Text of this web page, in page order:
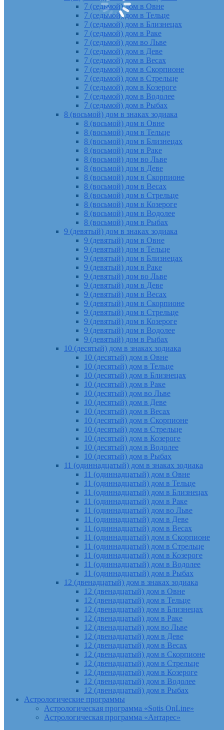
7 (седьмой) дом в Овне
7 (седьмой) дом в Тельце
7 (седьмой) дом в Близнецах
7 (седьмой) дом в Раке
7 (седьмой) дом во Льве
7 (седьмой) дом в Деве
7 (седьмой) дом в Весах
7 (седьмой) дом в Скорпионе
7 (седьмой) дом в Стрельце
7 (седьмой) дом в Козероге
7 (седьмой) дом в Водолее
7 (седьмой) дом в Рыбах
8 (восьмой) дом в знаках зодиака
8 (восьмой) дом в Овне
8 (восьмой) дом в Тельце
8 (восьмой) дом в Близнецах
8 (восьмой) дом в Раке
8 (восьмой) дом во Льве
8 (восьмой) дом в Деве
8 (восьмой) дом в Скорпионе
8 (восьмой) дом в Весах
8 (восьмой) дом в Стрельце
8 (восьмой) дом в Козероге
8 (восьмой) дом в Водолее
8 (восьмой) дом в Рыбах
9 (девятый) дом в знаках зодиака
9 (девятый) дом в Овне
9 (девятый) дом в Тельце
9 (девятый) дом в Близнецах
9 (девятый) дом в Раке
9 (девятый) дом во Льве
9 (девятый) дом в Деве
9 (девятый) дом в Весах
9 (девятый) дом в Скорпионе
9 (девятый) дом в Стрельце
9 (девятый) дом в Козероге
9 (девятый) дом в Водолее
9 (девятый) дом в Рыбах
10 (десятый) дом в знаках зодиака
10 (десятый) дом в Овне
10 (десятый) дом в Тельце
10 (десятый) дом в Близнецах
10 (десятый) дом в Раке
10 (десятый) дом во Льве
10 (десятый) дом в Деве
10 (десятый) дом в Весах
10 (десятый) дом в Скорпионе
10 (десятый) дом в Стрельце
10 (десятый) дом в Козероге
10 (десятый) дом в Водолее
10 (десятый) дом в Рыбах
11 (одиннадцатый) дом в знаках зодиака
11 (одиннадцатый) дом в Овне
11 (одиннадцатый) дом в Тельце
11 (одиннадцатый) дом в Близнецах
11 (одиннадцатый) дом в Раке
11 (одиннадцатый) дом во Льве
11 (одиннадцатый) дом в Деве
11 (одиннадцатый) дом в Весах
11 (одиннадцатый) дом в Скорпионе
11 (одиннадцатый) дом в Стрельце
11 (одиннадцатый) дом в Козероге
11 (одиннадцатый) дом в Водолее
11 (одиннадцатый) дом в Рыбах
12 (двенадцатый) дом в знаках зодиака
12 (двенадцатый) дом в Овне
12 (двенадцатый) дом в Тельце
12 (двенадцатый) дом в Близнецах
12 (двенадцатый) дом в Раке
12 (двенадцатый) дом во Льве
12 (двенадцатый) дом в Деве
12 (двенадцатый) дом в Весах
12 (двенадцатый) дом в Скорпионе
12 (двенадцатый) дом в Стрельце
12 (двенадцатый) дом в Козероге
12 (двенадцатый) дом в Водолее
12 (двенадцатый) дом в Рыбах
Астрологические программы
Астрологическая программа «Sotis OnLine»
Астрологическая программа «Антарес»